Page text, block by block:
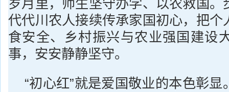
岁月里，师生坚守办学、以农救国。
代代川农人接续传承家国初心，把个
食安全、乡村振兴与农业强国建设
事，安安静静坚守。
“初心红”就是爱国敬业的本色彰